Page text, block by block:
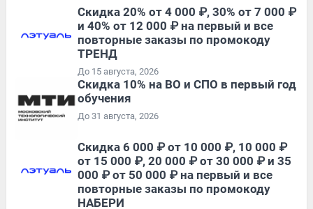
Скидка 20% от 4 000 ₽, 30% от 7 000 ₽
и 40% от 12 000 ₽ на первый и все
повторные заказы по промокоду
ТРЕНД
До 15 августа, 2026
Скидка 10% на ВО и СПО в первый год
обучения
До 31 августа, 2026
Скидка 6 000 ₽ от 10 000 ₽, 10 000 ₽
от 15 000 ₽, 20 000 ₽ от 30 000 ₽ и 35
000 ₽ от 50 000 ₽ на первый и все
повторные заказы по промокоду
НАБЕРИ